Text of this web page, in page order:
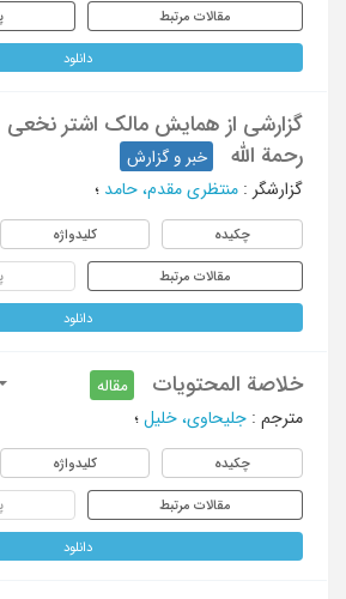
مقالات مرتبط
دانلود
گزارشی از همایش مالک اشتر نخعی
رحمة الله
خبر و گزارش
گزارشگر : منتظری مقدم، حامد ؛
چکیده کلیدواژه
مقالات مرتبط
دانلود
خلاصة المحتویات مقاله
مترجم : جلیحاوی، خلیل ؛
چکیده کلیدواژه
مقالات مرتبط
دانلود